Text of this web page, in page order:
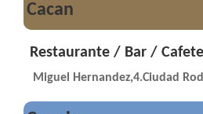
Cacan
Restaurante / Bar /
Miguel Hernandez,4.Ciudad